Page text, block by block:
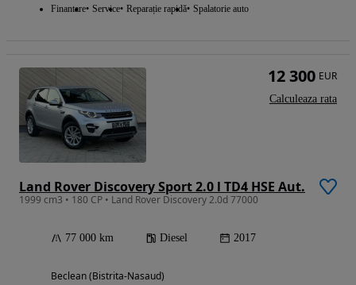
Finantare Service Reparație rapidă Spalatorie auto
Land Rover Discovery Sport 2.0 l TD4 HSE Aut.
1999 cm3 • 180 CP • Land Rover Discovery 2.0d 77000
77 000 km Diesel 2017
Beclean (Bistrita-Nasaud)
12 300 EUR
Calculeaza rata